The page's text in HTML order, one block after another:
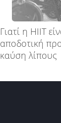
Γιατί η HIIT
αποδοτική
καύση λίπους